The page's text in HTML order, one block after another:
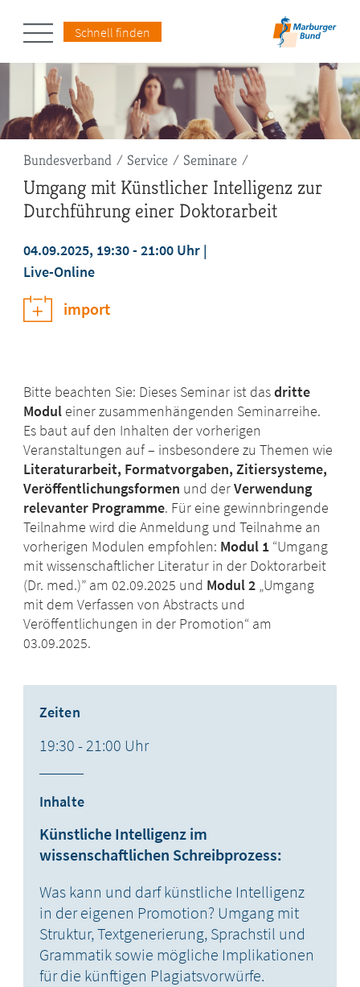
Schnell finden
Pfadnavigation
Bundesverband Service Seminare
Umgang mit Künstlicher Intelligenz zur
Durchführung einer Doktorarbeit
04.09.2025, 19:30 - 21:00 Uhr
Live-Online
import
Bitte beachten Sie: Dieses Seminar ist dasdritte
Modul einer zusammenhängenden Seminarreihe.
Es baut auf den Inhalten der vorherigen
Veranstaltungen auf – insbesondere zu Themen wie
Literaturarbeit, Formatvorgaben, Zitiersysteme,
Veröffentlichungsformen und derVerwendung
relevanter Programme. Für eine gewinnbringende
Teilnahme wird die Anmeldung und Teilnahme an
vorherigen Modulen empfohlen: Modul 1 “Umgang
mit wissenschaftlicher Literatur in der Doktorarbeit
(Dr. med.)” am 02.09.2025 und Modul 2 „Umgang
mit dem Verfassen von Abstracts und
Veröffentlichungen in der Promotion“ am
03.09.2025.
Zeiten
19:30 - 21:00 Uhr
Inhalte
Künstliche Intelligenz im
wissenschaftlichen Schreibprozess:
Was kann und darf künstliche Intelligenz
in der eigenen Promotion? Umgang mit
Struktur, Textgenerierung, Sprachstil und
Grammatik sowie mögliche Implikationen
für die künftigen Plagiatsvorwürfe.